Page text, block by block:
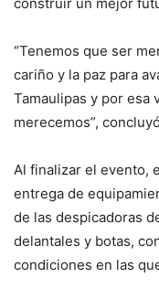
“Tenemos que ser
cariño y la paz para
Tamaulipas y por esa
merecemos”,
Al finalizar el evento,
entrega de
de las despicadoras
delantales y botas,
condiciones en las